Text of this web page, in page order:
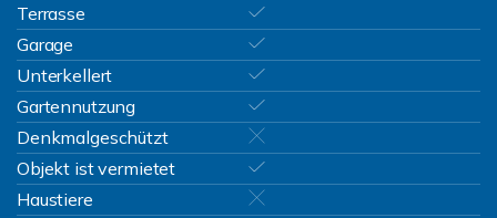
Terrasse
Garage
Unterkellert
Gartennutzung
Denkmalgeschützt
Objekt ist vermietet
Haustiere